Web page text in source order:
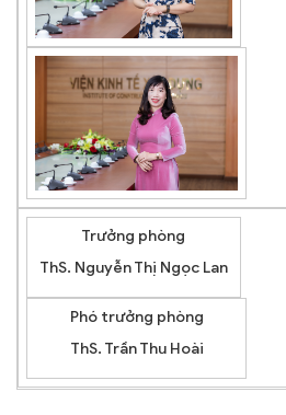
TƯ VẤN
THÔNG TIN CÔNG BỐ
TRA CỨU VĂN BẢN
TRAO ĐỔI
Trưởng phòng
ThS. Nguyễn Thị Ngọc Lan
Phó trưởng phòng
ThS. Trần Thu Hoài